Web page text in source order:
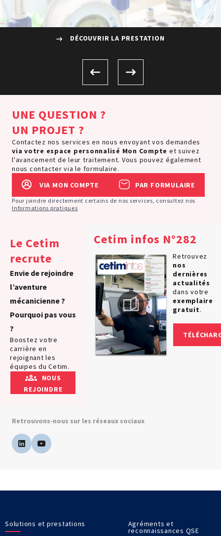
DÉCOUVRIR LA PRESTATION
UNE QUESTION ?
UN PROJET ?
Contactez nos services en nous envoyant vos demandes
via votre espace personnalisé Mon Compte et suivez
l'avancement de leur traitement. Vous pouvez également
nous contacter via le formulaire.
VIA MON COMPTE
PAR FORMULAIRE
Pour joindre directement certains de nos services, consultez nos
Informations pratiques
Cetim infos N°282
Retrouvez
nos
dernières
actualités
dans votre
exemplaire
gratuit.
Le Cetim
recrute
Envie de rejoindre
l’aventure
mécanicienne ?
Pourquoi pas vous
?
Boostez votre
carrière en
rejoignant les
équipes du Cetim.
NOUS
REJOINDRE
Retrouvons-nous sur les réseaux sociaux
Solutions et prestations
Agréments et
reconnaissances QSE